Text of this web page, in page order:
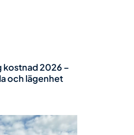
2026 –
och lägenhet